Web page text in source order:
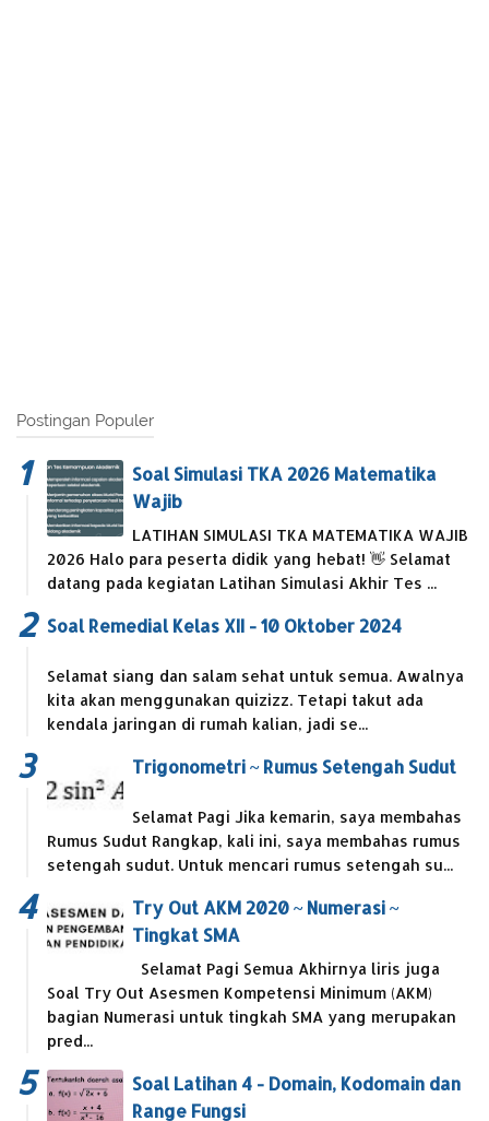
Postingan Populer
Soal Simulasi TKA 2026 Matematika
Wajib
LATIHAN SIMULASI TKA MATEMATIKA WAJIB
2026 Halo para peserta didik yang hebat! 👋 Selamat
datang pada kegiatan Latihan Simulasi Akhir Tes ...
Soal Remedial Kelas XII - 10 Oktober 2024
Selamat siang dan salam sehat untuk semua. Awalnya
kita akan menggunakan quizizz. Tetapi takut ada
kendala jaringan di rumah kalian, jadi se...
Trigonometri ~ Rumus Setengah Sudut
Selamat Pagi Jika kemarin, saya membahas
Rumus Sudut Rangkap, kali ini, saya membahas rumus
setengah sudut. Untuk mencari rumus setengah su...
Try Out AKM 2020 ~ Numerasi ~
Tingkat SMA
Selamat Pagi Semua Akhirnya liris juga
Soal Try Out Asesmen Kompetensi Minimum (AKM)
bagian Numerasi untuk tingkah SMA yang merupakan
pred...
Soal Latihan 4 - Domain, Kodomain dan
Range Fungsi